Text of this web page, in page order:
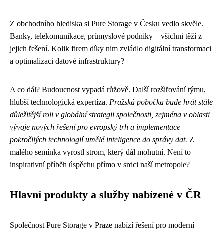
Z obchodního hlediska si Pure Storage v Česku vedlo skvěle.
Banky, telekomunikace, průmyslové podniky – všichni těží z
jejich řešení. Kolik firem díky nim zvládlo digitální transformaci
a optimalizaci datové infrastruktury?
A co dál? Budoucnost vypadá růžově. Další rozšiřování týmu,
hlubší technologická expertíza. Pražská pobočka bude hrát stále
důležitější roli v globální strategii společnosti, zejména v oblasti
vývoje nových řešení pro evropský trh a implementace
pokročilých technologií umělé inteligence do správy dat. Z
malého semínka vyrostl strom, který dál mohutní. Není to
inspirativní příběh úspěchu přímo v srdci naší metropole?
Hlavní produkty a služby nabízené v ČR
Společnost Pure Storage v Praze nabízí řešení pro moderní